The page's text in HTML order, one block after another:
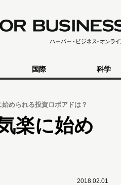
国際 科学
められる投資ロボアドは？
楽に始め
2018.02.01